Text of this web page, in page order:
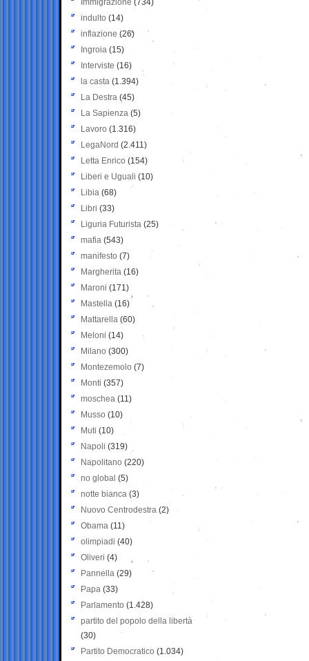
Immigrazione (734)
indulto (14)
inflazione (26)
Ingroia (15)
Interviste (16)
la casta (1.394)
La Destra (45)
La Sapienza (5)
Lavoro (1.316)
LegaNord (2.411)
Letta Enrico (154)
Liberi e Uguali (10)
Libia (68)
Libri (33)
Liguria Futurista (25)
mafia (543)
manifesto (7)
Margherita (16)
Maroni (171)
Mastella (16)
Mattarella (60)
Meloni (14)
Milano (300)
Montezemolo (7)
Monti (357)
moschea (11)
Musso (10)
Muti (10)
Napoli (319)
Napolitano (220)
no global (5)
notte bianca (3)
Nuovo Centrodestra (2)
Obama (11)
olimpiadi (40)
Oliveri (4)
Pannella (29)
Papa (33)
Parlamento (1.428)
partito del popolo della libertà
(30)
Partito Democratico (1.034)